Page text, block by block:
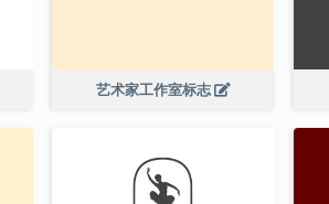
艺术家工作室标志